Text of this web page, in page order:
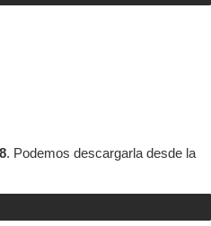
. Podemos descargarla desde la